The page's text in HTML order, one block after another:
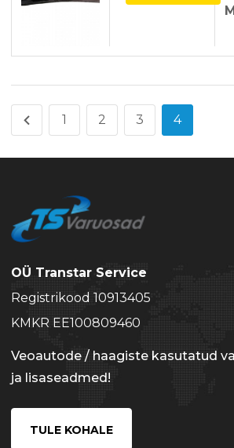
1 2 3 4
OÜ Transtar Service
Registrikood 10913405
KMKR EE100809460
Veoautode / haagiste kasutatud
ja lisaseadmed!
TULE KOHALE